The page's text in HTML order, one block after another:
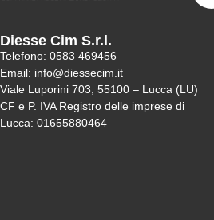
Diesse Cim S.r.l.
Telefono: 0583 469456
Email: info@diessecim.it
Viale Luporini 703, 55100 – Lucca (LU)
CF e P. IVA Registro delle imprese di
Lucca: 01655880464